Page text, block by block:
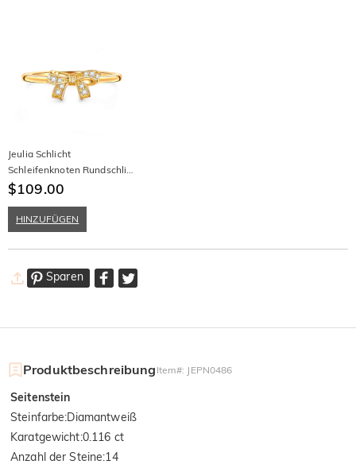
Jeulia Schlicht
Schleifenknoten Rundschliff
Sterling Silber Ring
$109.00
HINZUFÜGEN
Sparen
Produktbeschreibung Item#: JEPN0486
Seitenstein
Steinfarbe:Diamantweiß
Karatgewicht:0.116 ct
Anzahl der Steine:14